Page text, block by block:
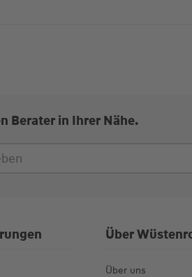
Berater in Ihrer Nähe.
Über
Über uns